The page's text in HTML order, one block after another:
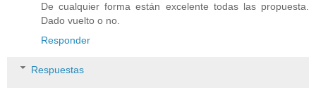
De cualquier forma están excelente todas las propuesta.
Dado vuelto o no.
Responder
Respuestas